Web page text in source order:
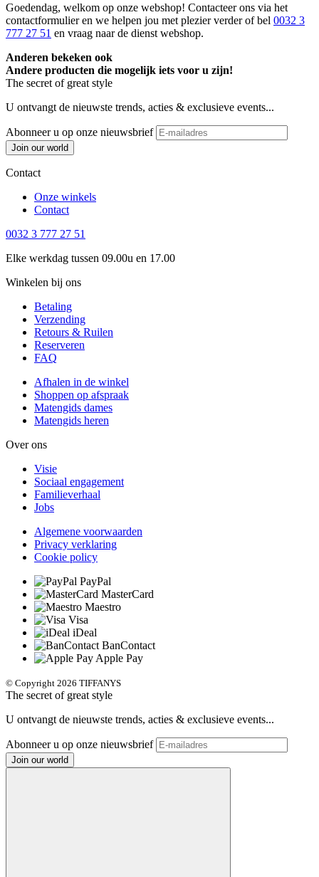
Goedendag, welkom op onze webshop! Contacteer ons via het
contactformulier en we helpen jou met plezier verder of bel 0032 3
777 27 51 en vraag naar de dienst webshop.
Anderen bekeken ook
Andere producten die mogelijk iets voor u zijn!
The secret of great style
U ontvangt de nieuwste trends, acties & exclusieve events...
Abonneer u op onze nieuwsbrief
Join our world
Contact
Onze winkels
Contact
0032 3 777 27 51
Elke werkdag tussen 09.00u en 17.00
Winkelen bij ons
Betaling
Verzending
Retours & Ruilen
Reserveren
FAQ
Afhalen in de winkel
Shoppen op afspraak
Matengids dames
Matengids heren
Over ons
Visie
Sociaal engagement
Familieverhaal
Jobs
Algemene voorwaarden
Privacy verklaring
Cookie policy
PayPal
MasterCard
Maestro
Visa
iDeal
BanContact
Apple Pay
© Copyright 2026 TIFFANYS
The secret of great style
U ontvangt de nieuwste trends, acties & exclusieve events...
Abonneer u op onze nieuwsbrief
Join our world